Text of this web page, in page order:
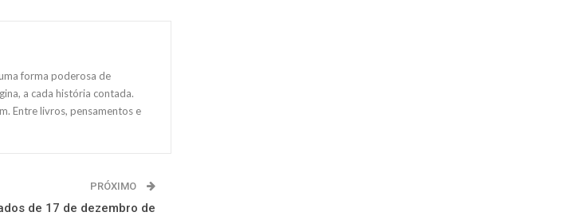
forma poderosa de
a cada história contada.
Entre livros, pensamentos e
PRÓXIMO
de 17 de dezembro de